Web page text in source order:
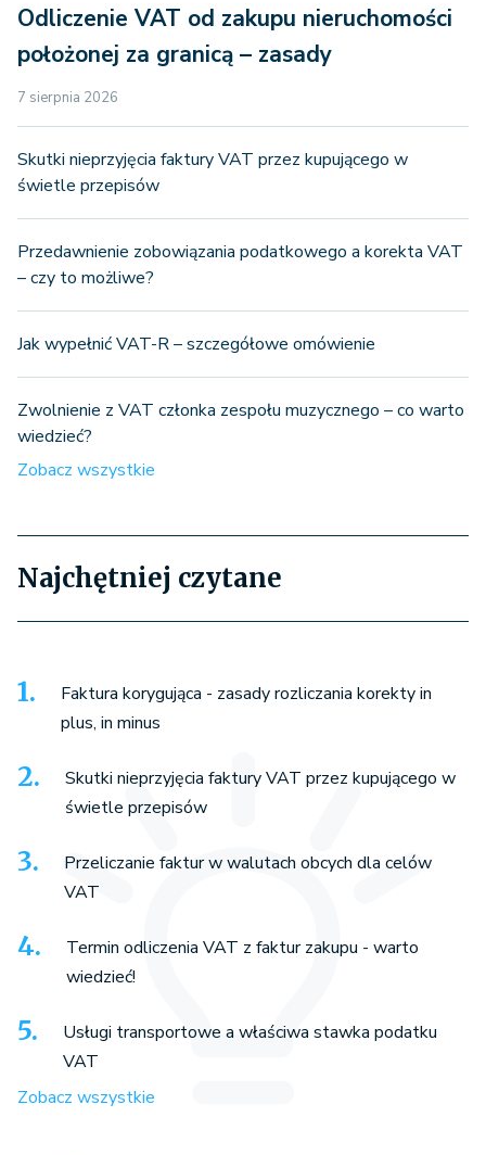
Odliczenie VAT od zakupu nieruchomości
położonej za granicą – zasady
7 sierpnia 2026
Skutki nieprzyjęcia faktury VAT przez kupującego w
świetle przepisów
Przedawnienie zobowiązania podatkowego a korekta VAT
– czy to możliwe?
Jak wypełnić VAT-R – szczegółowe omówienie
Zwolnienie z VAT członka zespołu muzycznego – co warto
wiedzieć?
Zobacz wszystkie
Najchętniej czytane
Faktura korygująca - zasady rozliczania korekty in
plus, in minus
Skutki nieprzyjęcia faktury VAT przez kupującego w
świetle przepisów
Przeliczanie faktur w walutach obcych dla celów
VAT
Termin odliczenia VAT z faktur zakupu - warto
wiedzieć!
Usługi transportowe a właściwa stawka podatku
VAT
Zobacz wszystkie